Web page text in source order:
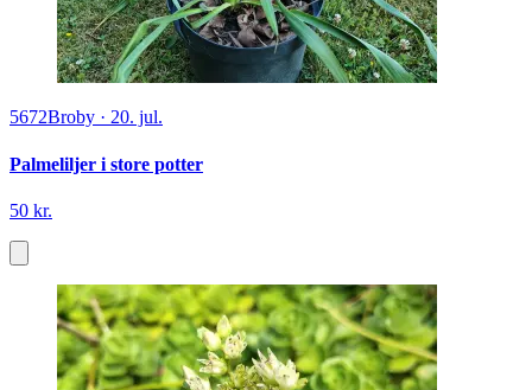
5672Broby · 20. jul.
Palmeliljer i store potter
50 kr.